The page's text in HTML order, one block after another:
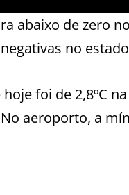
abaixo de zero
no
foi de 2,8ºC
aeroporto, a